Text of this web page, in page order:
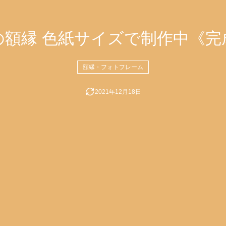
額縁 色紙サイズで制作中《完
額縁・フォトフレーム
2021年12月18日